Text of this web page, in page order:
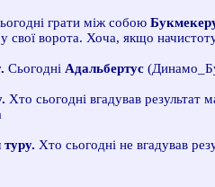
грати між собою
ворота. Хоча, якщо
Сьогодні Адальбертус
Хто сьогодні вгадував
Хто сьогодні не вгадував